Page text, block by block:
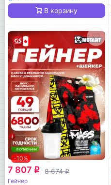
В корзину
-10%
7 807 q 8 674q
Гейнер